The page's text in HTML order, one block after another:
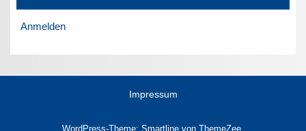
Anmelden
Impressum
WordPress-Theme: Smartline von ThemeZee.